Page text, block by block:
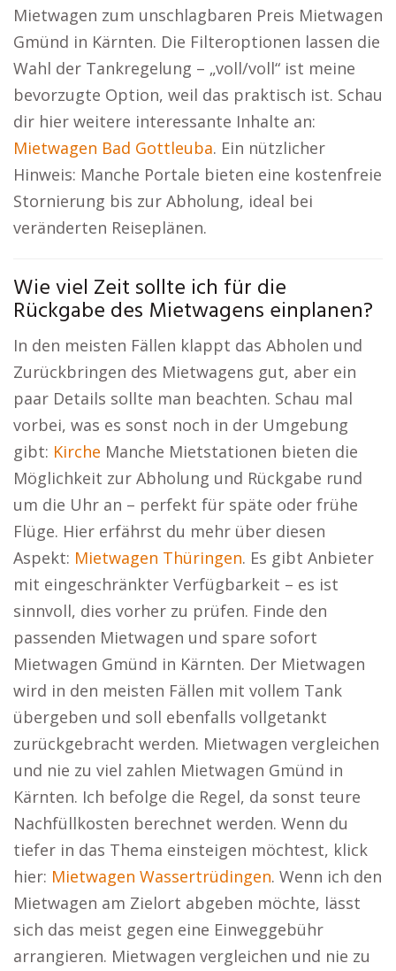
Mietwagen zum unschlagbaren Preis Mietwagen
Gmünd in Kärnten. Die Filteroptionen lassen die
Wahl der Tankregelung – „voll/voll“ ist meine
bevorzugte Option, weil das praktisch ist. Schau
dir hier weitere interessante Inhalte an:
Mietwagen Bad Gottleuba. Ein nützlicher
Hinweis: Manche Portale bieten eine kostenfreie
Stornierung bis zur Abholung, ideal bei
veränderten Reiseplänen.
Wie viel Zeit sollte ich für die
Rückgabe des Mietwagens einplanen?
In den meisten Fällen klappt das Abholen und
Zurückbringen des Mietwagens gut, aber ein
paar Details sollte man beachten. Schau mal
vorbei, was es sonst noch in der Umgebung
gibt: Kirche Manche Mietstationen bieten die
Möglichkeit zur Abholung und Rückgabe rund
um die Uhr an – perfekt für späte oder frühe
Flüge. Hier erfährst du mehr über diesen
Aspekt: Mietwagen Thüringen. Es gibt Anbieter
mit eingeschränkter Verfügbarkeit – es ist
sinnvoll, dies vorher zu prüfen. Finde den
passenden Mietwagen und spare sofort
Mietwagen Gmünd in Kärnten. Der Mietwagen
wird in den meisten Fällen mit vollem Tank
übergeben und soll ebenfalls vollgetankt
zurückgebracht werden. Mietwagen vergleichen
und nie zu viel zahlen Mietwagen Gmünd in
Kärnten. Ich befolge die Regel, da sonst teure
Nachfüllkosten berechnet werden. Wenn du
tiefer in das Thema einsteigen möchtest, klick
hier: Mietwagen Wassertrüdingen. Wenn ich den
Mietwagen am Zielort abgeben möchte, lässt
sich das meist gegen eine Einweggebühr
arrangieren. Mietwagen vergleichen und nie zu